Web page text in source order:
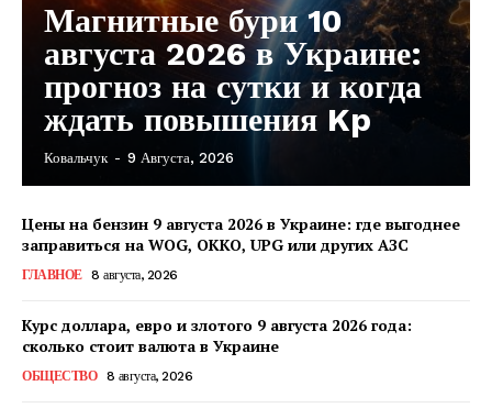
Магнитные бури 10
августа 2026 в Украине:
прогноз на сутки и когда
ждать повышения Kp
Ковальчук - 9 Августа, 2026
Цены на бензин 9 августа 2026 в Украине: где выгоднее
заправиться на WOG, OKKO, UPG или других АЗС
ГЛАВНОЕ 8 августа, 2026
Курс доллара, евро и злотого 9 августа 2026 года:
сколько стоит валюта в Украине
ОБЩЕСТВО 8 августа, 2026